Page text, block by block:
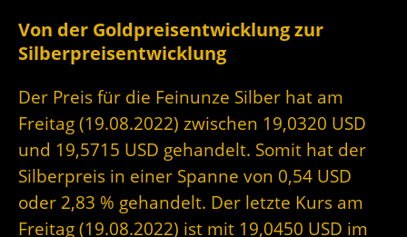
Von der Goldpreisentwicklung zur
Silberpreisentwicklung
Der Preis für die Feinunze Silber hat am
Freitag (19.08.2022) zwischen 19,0320 USD
und 19,5715 USD gehandelt. Somit hat der
Silberpreis in einer Spanne von 0,54 USD
oder 2,83 % gehandelt. Der letzte Kurs am
Freitag (19.08.2022) ist mit 19,0450 USD im